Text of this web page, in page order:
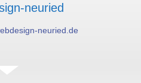
neuried
neuried.de